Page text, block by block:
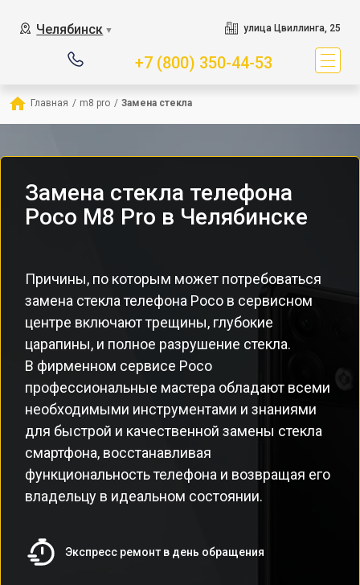
Челябинск ▼ улица Цвиллинга, 25
+7 (800) 350-44-53
Главная / m8 pro / Замена стекла
Замена стекла телефона
Poco M8 Pro в Челябинске
Причины, по которым может потребоваться
замена стекла телефона Poco в сервисном
центре включают трещины, глубокие
царапины, и полное разрушение стекла.
В фирменном сервисе Poco
профессиональные мастера обладают всеми
необходимыми инструментами и знаниями
для быстрой и качественной замены стекла
смартфона, восстанавливая
функциональность телефона и возвращая его
владельцу в идеальном состоянии.
Экспресс ремонт в день обращения